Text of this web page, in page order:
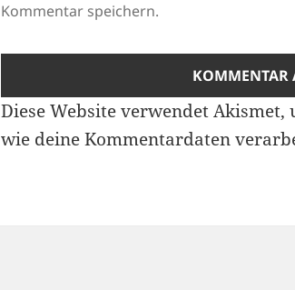
Kommentar speichern.
Diese Website verwendet
wie deine Kommentardaten